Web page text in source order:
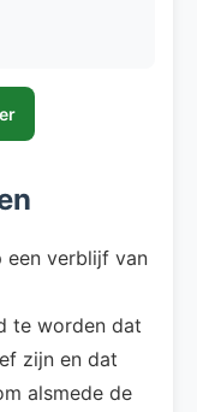
een verblijf van
te worden dat
zijn en dat
alsmede de